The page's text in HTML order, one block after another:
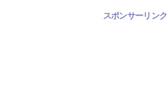
スポンサーリンク